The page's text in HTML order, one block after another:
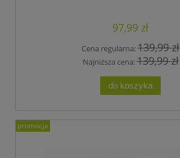
97,99 zł
Cena regularna:139,99 zł
Najniższa cena:139,99 zł
do koszyka
promocja